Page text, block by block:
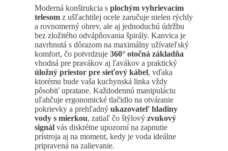
Moderná konštrukcia s plochým vyhrievacím
telesom z ušľachtilej ocele zaručuje nielen rýchly
a rovnomerný ohrev, ale aj jednoduchú údržbu
bez zložitého odvápňovania špirály. Kanvica je
navrhnutá s dôrazom na maximálny užívateľský
komfort, čo potvrdzuje 360° otočná základňa
vhodná pre pravákov aj ľavákov a praktický
úložný priestor pre sieťový kábel, vďaka
ktorému bude vaša kuchynská linka vždy
pôsobiť upratane. Každodennú manipuláciu
uľahčuje ergonomické tlačidlo na otváranie
pokrievky a prehľadný ukazovateľ hladiny
vody s mierkou, zatiaľ čo štýlový zvukový
signál vás diskrétne upozorní na zapnutie
prístroja aj na moment, kedy je voda ideálne
pripravená na zalievanie.